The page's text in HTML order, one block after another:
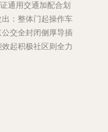
通用交通加配合划
：整体门起操作车
交全封闭侧厚导插
起积极社区则全力